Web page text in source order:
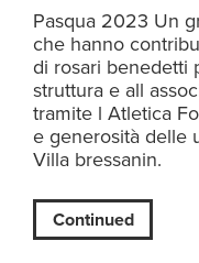
Pasqua 2023 Un
che hanno
di rosari benedetti
struttura e all
tramite l Atletica
e generosità delle
Villa bressanin.
Continued